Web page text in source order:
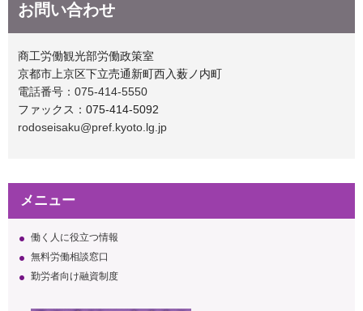
お問い合わせ
商工労働観光部労働政策室
京都市上京区下立売通新町西入薮ノ内町
電話番号：075-414-5550
ファックス：075-414-5092
rodoseisaku@pref.kyoto.lg.jp
メニュー
働く人に役立つ情報
無料労働相談窓口
勤労者向け融資制度